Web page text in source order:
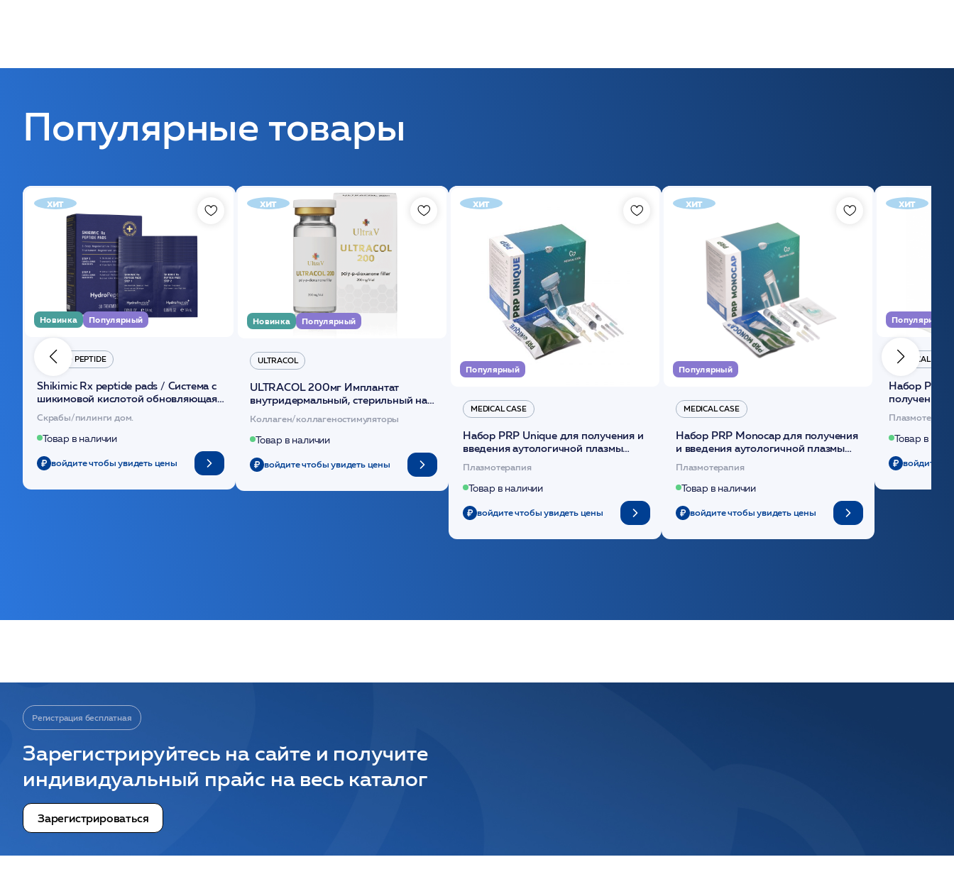
Популярные товары
хит
Новинка Популярный
HYDRO PEPTIDE
Shikimic Rx peptide pads / Cистема с
шикимовой кислотой обновляющая
(30шт) /HP
Скрабы/пилинги дом.
Товар в наличии
войдите чтобы увидеть цены
хит
Новинка Популярный
ULTRACOL
ULTRACOL 200мг Имплантат
внутридермальный, стерильный на
основе полидиоксанона /ULTRACOL
Коллаген/коллагеностимуляторы
Товар в наличии
войдите чтобы увидеть цены
хит
Популярный
MEDICAL CASE
Набор PRP Unique для получения и
введения аутологичной плазмы
Плазмотерапия
Товар в наличии
войдите чтобы увидеть цены
хит
Популярный
MEDICAL CASE
Набор PRP Monocap для получения
и введения аутологичной плазмы
Плазмотерапия
Товар в наличии
войдите чтобы увидеть цены
хит
Популярный
MEDICAL CASE
Набор Plasmoactive Стандарт для
получения
Товар в
войдите
Регистрация бесплатная
Зарегистрируйтесь на сайте и получите
индивидуальный прайс на весь каталог
Зарегистрироваться